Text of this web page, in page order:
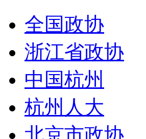
全国政协
浙江省政协
中国杭州
杭州人大